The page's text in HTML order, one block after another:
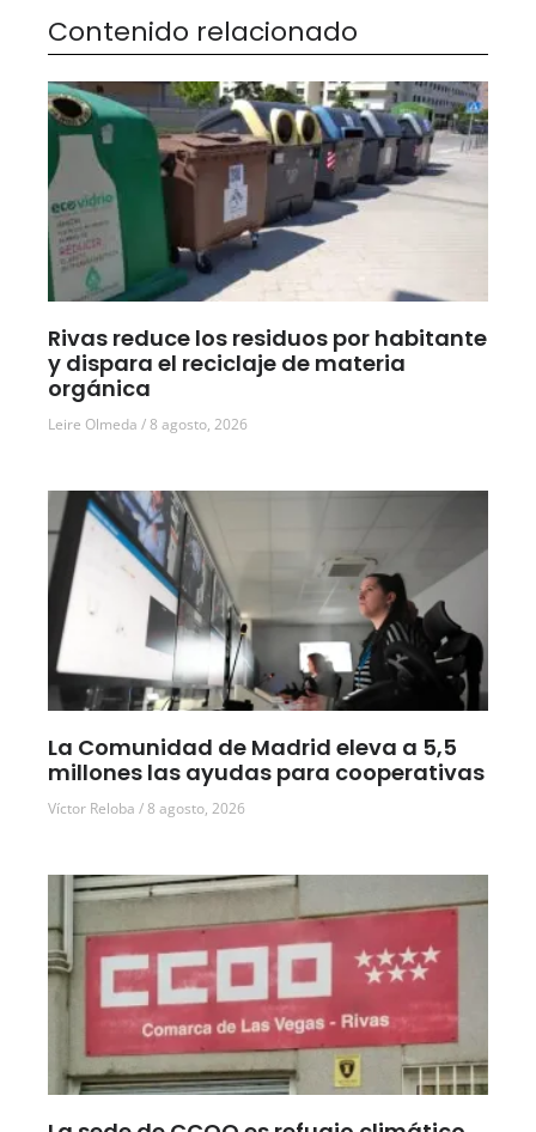
Contenido relacionado
Rivas reduce los residuos por habitante
y dispara el reciclaje de materia
orgánica
Leire Olmeda 8 agosto, 2026
La Comunidad de Madrid eleva a 5,5
millones las ayudas para cooperativas
Víctor Reloba 8 agosto, 2026